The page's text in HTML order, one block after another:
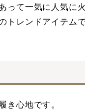
って一気に人気に
トレンドアイテムで
き心地です。